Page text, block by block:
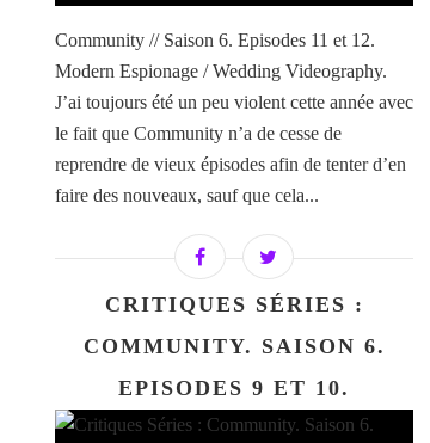
Community // Saison 6. Episodes 11 et 12.
Modern Espionage / Wedding Videography.
J’ai toujours été un peu violent cette année avec
le fait que Community n’a de cesse de
reprendre de vieux épisodes afin de tenter d’en
faire des nouveaux, sauf que cela...
CRITIQUES SÉRIES :
COMMUNITY. SAISON 6.
EPISODES 9 ET 10.